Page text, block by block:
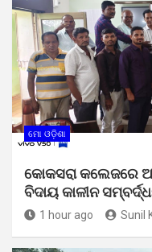
ମୋ ଓଡ଼ିଶା
କୋକସରା କଲେଜରେ
ବିଦାୟ କାଳୀନ
1 hour ago Sunil